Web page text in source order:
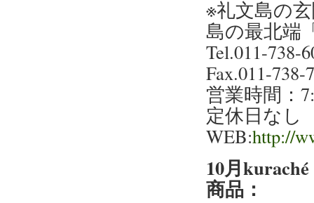
※礼文島の
島の最北端
Tel.011-738-
Fax.011-738-
営業時間：
定休日なし
WEB:http://
10月
商品：